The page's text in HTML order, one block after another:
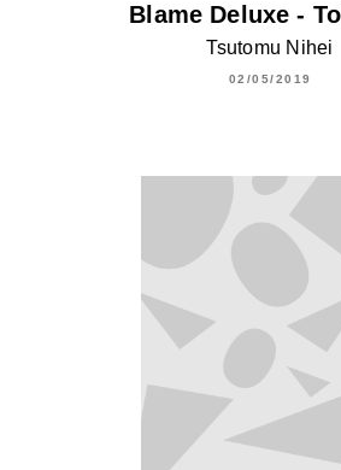
Blame Deluxe -
Tsutomu Nihei
02/05/2019